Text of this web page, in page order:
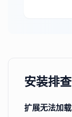
安装排查
扩展无法加载